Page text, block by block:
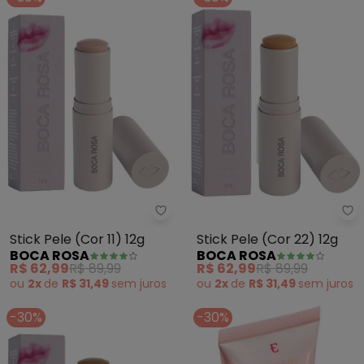
Boca Rosa - Stick Pele (Cor 11)
Stick Pele (Cor 11) 12g
BOCA ROSA
R$ 62,99R$ 89,99
ou 2x de R$ 31,49 sem juros
Stick Pele (Cor 22) 12g
BOCA ROSA
R$ 62,99R$ 89,99
ou 2x de R$ 31,49 sem juros
-30% -30%